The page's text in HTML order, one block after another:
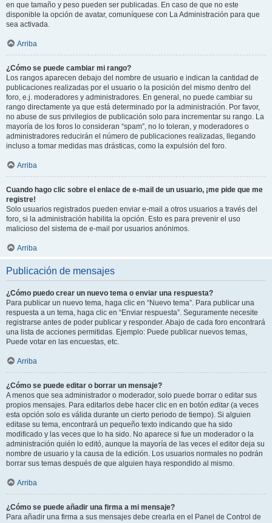
en que tamaño y peso pueden ser publicadas. En caso de que no este
disponible la opción de avatar, comuníquese con La Administración para que
sea activada.
Arriba
¿Cómo se puede cambiar mi rango?
Los rangos aparecen debajo del nombre de usuario e indican la cantidad de
publicaciones realizadas por el usuario o la posición del mismo dentro del
foro, e.j. moderadores y administradores. En general, no puede cambiar su
rango directamente ya que está determinado por la administración. Por favor,
no abuse de sus privilegios de publicación solo para incrementar su rango. La
mayoría de los foros lo consideran “spam”, no lo toleran, y moderadores o
administradores reducirán el número de publicaciones realizadas, llegando
incluso a tomar medidas mas drásticas, como la expulsión del foro.
Arriba
Cuando hago clic sobre el enlace de e-mail de un usuario, ¡me pide que me
registre!
Solo usuarios registrados pueden enviar e-mail a otros usuarios a través del
foro, si la administración habilita la opción. Esto es para prevenir el uso
malicioso del sistema de e-mail por usuarios anónimos.
Arriba
Publicación de mensajes
¿Cómo puedo crear un nuevo tema o enviar una respuesta?
Para publicar un nuevo tema, haga clic en “Nuevo tema”. Para publicar una
respuesta a un tema, haga clic en “Enviar respuesta”. Seguramente necesite
registrarse antes de poder publicar y responder. Abajo de cada foro encontrará
una lista de acciones permitidas. Ejemplo: Puede publicar nuevos temas,
Puede votar en las encuestas, etc.
Arriba
¿Cómo se puede editar o borrar un mensaje?
A menos que sea administrador o moderador, solo puede borrar o editar sus
propios mensajes. Para editarlos debe hacer clic en en botón editar(a veces
esta opción solo es válida durante un cierto periodo de tiempo). Si alguien
editase su tema, encontrará un pequeño texto indicando que ha sido
modificado y las veces que lo ha sido. No aparece si fue un moderador o la
administración quién lo editó, aunque la mayoría de las veces el editor deja su
nombre de usuario y la causa de la edición. Los usuarios normales no podrán
borrar sus temas después de que alguien haya respondido al mismo.
Arriba
¿Cómo se puede añadir una firma a mi mensaje?
Para añadir una firma a sus mensajes debe crearla en el Panel de Control de